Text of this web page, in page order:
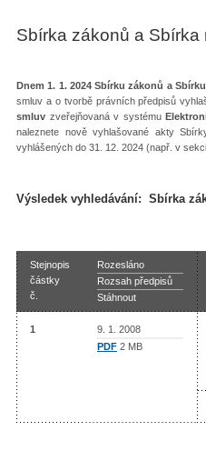
Sbírka zákonů a
Dnem 1. 1. 2024 Sbírku zákonů a
smluv a o tvorbě právních předpisů
smluv zveřejňovaná v systému
naleznete nově vyhlašované akty
vyhlášených do 31. 12. 2024 (např. v
Výsledek vyhledávání: Sbírka
Stejnopis
částky
č.
Rozesláno
Rozsah předpisů
Stáhnout
1
9. 1. 2008
PDF 2 MB